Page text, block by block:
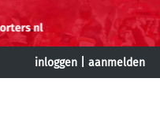
inloggen aanmelden